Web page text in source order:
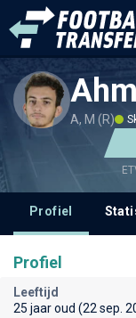
A, M (R)
Profiel
Profiel
Leeftijd
25 jaar oud (22 sep.